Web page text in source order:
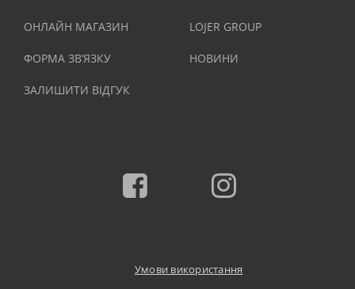
ОНЛАЙН МАГАЗИН LOJER GROUP
ФОРМА ЗВ’ЯЗКУ НОВИНИ
ЗАЛИШИТИ ВІДГУК
Facebook Instagram
Умови використання